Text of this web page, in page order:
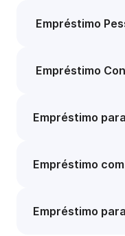
Empréstimo
Empréstimo
Empréstimo
Empréstimo
Empréstimo